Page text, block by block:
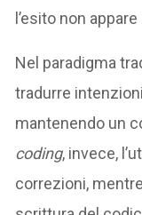
l’esito non
Nel paradigma
tradurre
mantenendo un
coding, invece,
correzioni,